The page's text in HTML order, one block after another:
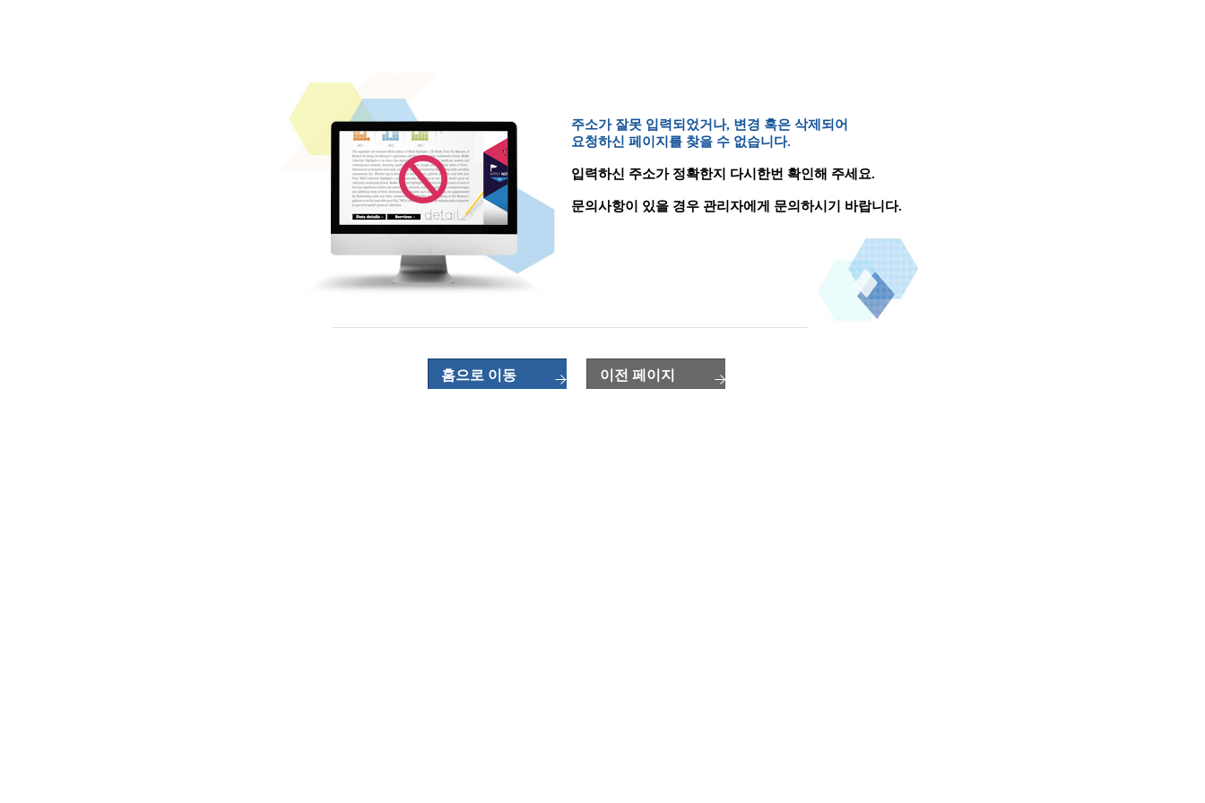
주소가 잘못 입력되었거나, 변경 혹은 삭제되어
요청하신 페이지를 찾을 수 없습니다.
입력하신 주소가 정확한지 다시한번 확인해 주세요.
문의사항이 있을 경우 관리자에게 문의하시기 바랍니다.
홈으로 이동 이전 페이지